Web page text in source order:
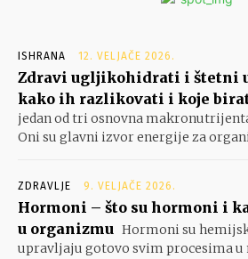
ISHRANA 12. VELJAČE 2026.
Zdravi ugljikohidrati i štetni
kako ih razlikovati i koje
jedan od tri osnovna
Oni su glavni izvor energije za
ZDRAVLJE 9. VELJAČE 2026.
Hormoni – što su hormoni i
u organizmu Hormoni su
upravljaju gotovo svim procesima u